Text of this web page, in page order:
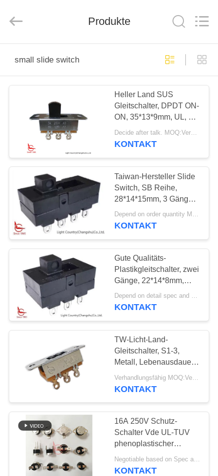
PRODUKTE
VIDEOS
SHOW
ÜBER
UNS
FABRIK-
AUSFLUG
QUALITÄTSKONTROLLE
TRETEN
SIE
UNS
VERBINDUNG
NACHRICHTEN
FÄLLE
Rights
Produkte
small slide switch
Heller Land SUS
Gleitschalter, DPDT ON-
ON, 35*13*9mm, UL, 3A
250V Wechselstrom
Decide after talk. MOQ:Verhandelbar
KONTAKT
Taiwan-Hersteller Slide
Switch, SB Reihe,
28*14*15mm, 3 Gänge,
Schwarzes, 10A 250V
Depend on order quantity MOQ:1000
KONTAKT
Gute Qualitäts-
Plastikgleitschalter, zwei
Gänge, 22*14*8mm,
Schwarzes, UL TUV,
16A 125V
Depend on detail spec and quantity. MOQ:1000pcs
KONTAKT
TW-Licht-Land-
Gleitschalter, S1-3,
Metall, Lebenausdauer
30000 Zyklen
KONTAKT
16A 250V Schutz-
Schalter Vde UL-TUV
phenoplastischer
thermischer Fall-T23
T24 KSD301
Negotiable based on Spec and Qty. MOQ:1000pcs
KONTAKT